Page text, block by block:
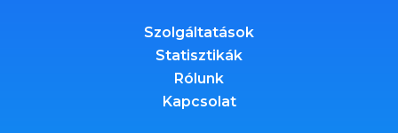
Szolgáltatások
Statisztikák
Rólunk
Kapcsolat